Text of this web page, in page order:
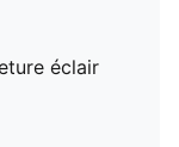
éclair